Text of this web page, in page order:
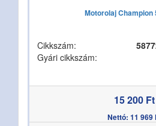
Motorolaj Champion
Cikkszám:
Gyári cikkszám:
15 200 Ft
Nettó: 11 969